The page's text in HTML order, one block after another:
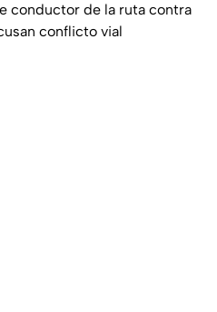
conductor de la ruta contra
conflicto vial